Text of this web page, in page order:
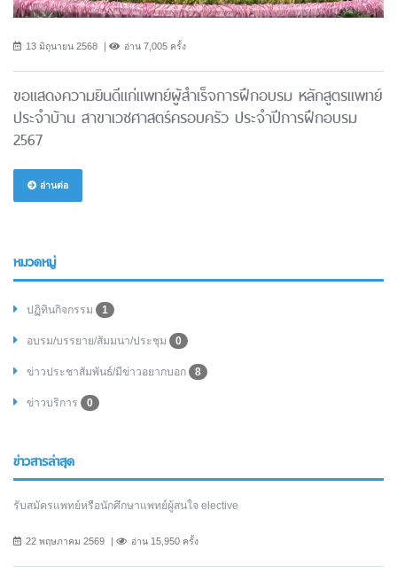
13 มิถุนายน 2568 อ่าน 7,005 ครั้ง
ขอแสดงความยินดีแก่แพทย์ผู้สำเร็จการฝึกอบรม หลักสูตรแพทย์
ประจำบ้าน สาขาเวชศาสตร์ครอบครัว ประจำปีการฝึกอบรม
2567
อ่านต่อ
หมวดหมู่
ปฏิทินกิจกรรม 1
อบรม/บรรยาย/สัมมนา/ประชุม 0
ข่าวประชาสัมพันธ์/มีข่าวอยากบอก 8
ข่าวบริการ 0
ข่าวสารล่าสุด
รับสมัครแพทย์หรือนักศึกษาแพทย์ผู้สนใจ elective
22 พฤษภาคม 2569 อ่าน 15,950 ครั้ง